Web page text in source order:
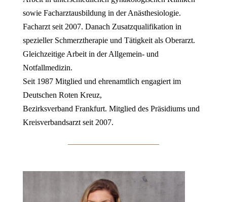
sowie Facharztausbildung in der Anästhesiologie.
Facharzt seit 2007. Danach Zusatzqualifikation in
spezieller Schmerztherapie und Tätigkeit als Oberarzt.
Gleichzeitige Arbeit in der Allgemein- und
Notfallmedizin.
Seit 1987 Mitglied und ehrenamtlich engagiert im
Deutschen Roten Kreuz,
Bezirksverband Frankfurt. Mitglied des Präsidiums und
Kreisverbandsarzt seit 2007.